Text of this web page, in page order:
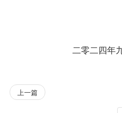
二零二四年九月
上一篇